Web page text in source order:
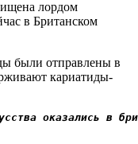
лордом
в Британском
были отправлены в
кариатиды-
оказались в